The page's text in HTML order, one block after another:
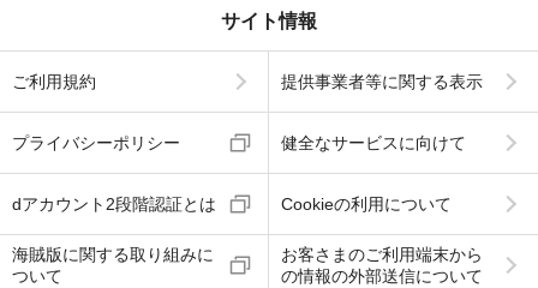
サイト情報
ご利用規約 提供事業者等に関する表示
プライバシーポリシー 健全なサービスに向けて
dアカウント2段階認証とは Cookieの利用について
海賊版に関する取り組みに
ついて
お客さまのご利用端末から
の情報の外部送信について